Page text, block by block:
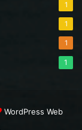
1
1
1
1
WordPress Web